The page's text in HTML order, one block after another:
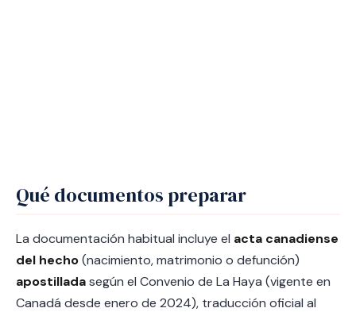
Qué documentos preparar
La documentación habitual incluye el acta canadiense
del hecho(nacimiento, matrimonio o defunción)
apostilladasegún el Convenio de La Haya (vigente en
Canadá desde enero de 2024), traducción oficial al